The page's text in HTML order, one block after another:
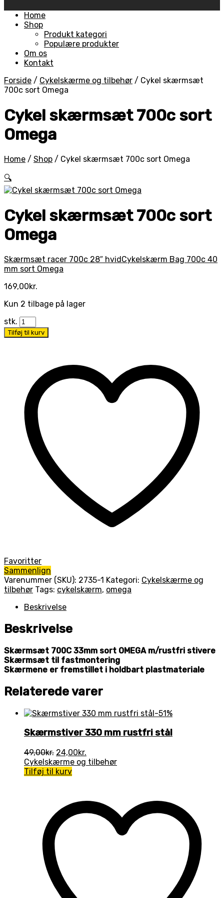
Skip
Home
Shop
Produkt kategori
Populære produkter
Om os
Kontakt
Forside / Cykelskærme og tilbehør / Cykel skærmsæt
700c sort Omega
Cykel skærmsæt 700c sort
Omega
Home / Shop / Cykel skærmsæt 700c sort Omega
🔍
Cykel skærmsæt 700c sort
Omega
Skærmsæt racer 700c 28″ hvidCykelskærm Bag 700c 40
mm sort Omega
169,00kr.
Kun 2 tilbage på lager
stk.
Tilføj til kurv
Favoritter
Sammenlign
Varenummer (SKU): 2735-1 Kategori: Cykelskærme og
tilbehør Tags: cykelskærm, omega
Beskrivelse
Beskrivelse
Skærmsæt 700C 33mm sort OMEGA m/rustfri stivere
Skærmsæt til fastmontering
Skærmene er fremstillet i holdbart plastmateriale
Relaterede varer
-51%
Skærmstiver 330 mm rustfri stål
49,00kr. Den
oprindelige
pris
24,00kr.
aktuelle
Cykelskærme og tilbehør
Tilføj til kurv